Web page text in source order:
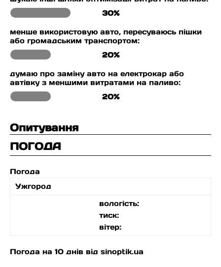
30%
менше використовую авто, пересуваюсь пішки
або громадським транспортом:
20%
думаю про заміну авто на електрокар або
автівку з меншими витратами на паливо:
20%
Опитування
ПОГОДА
Погода
Ужгород
вологість:
тиск:
вітер:
Погода на 10 днів від sinoptik.ua